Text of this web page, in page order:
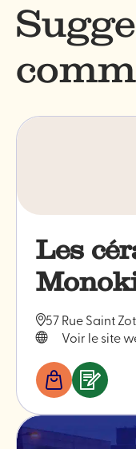
Les
57 Rue Saint
Voir le site
BoutiquesServices